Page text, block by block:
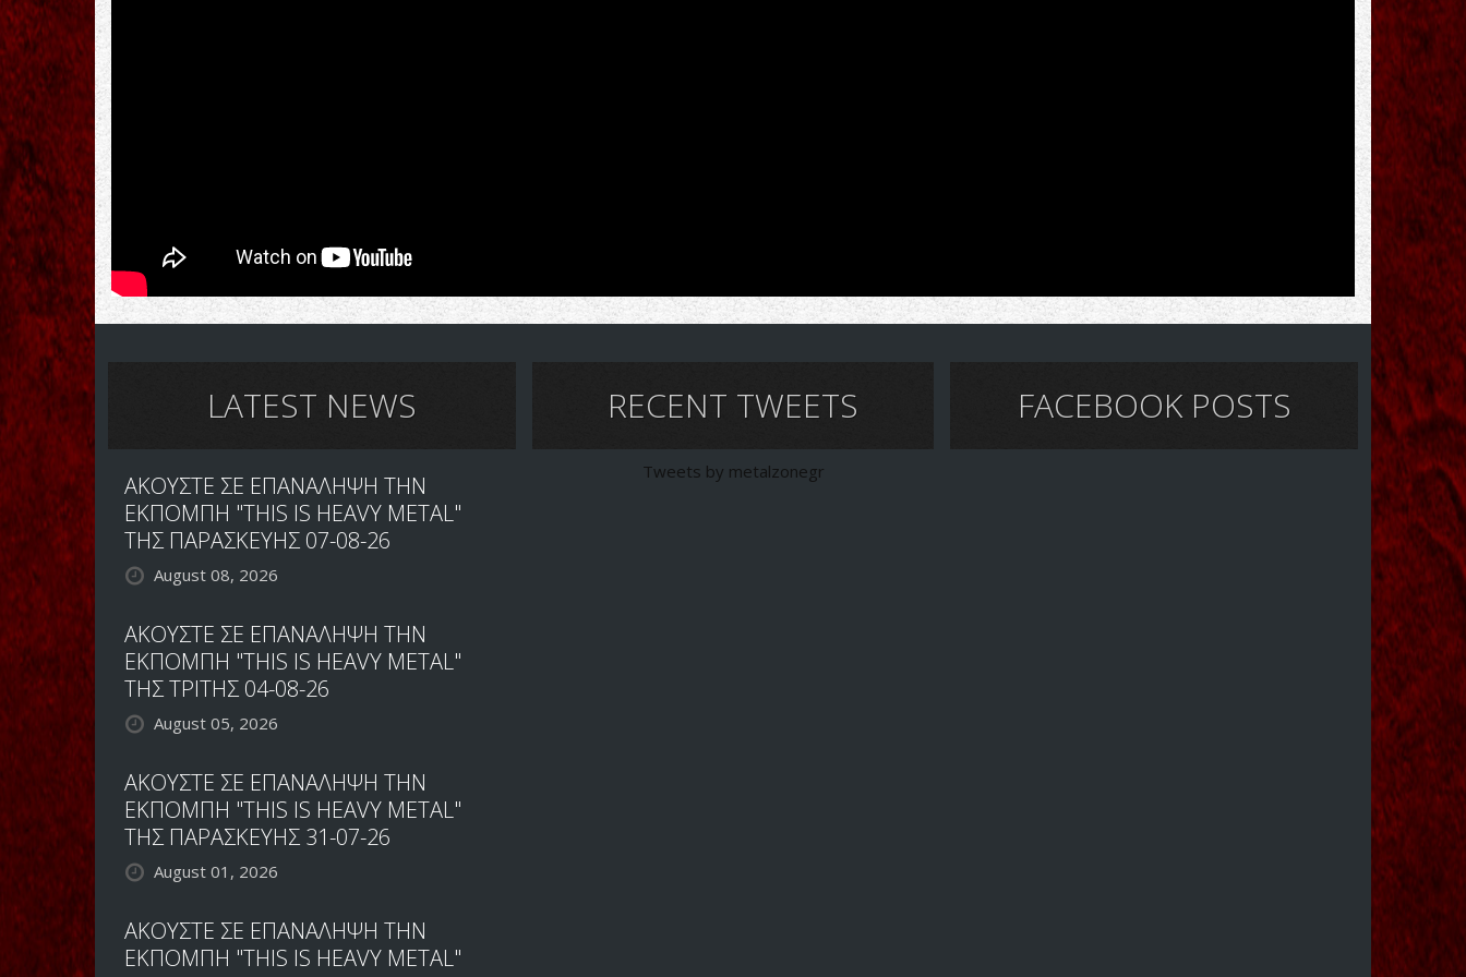
LATEST NEWS
ΑΚΟΥΣΤΕ ΣΕ ΕΠΑΝΑΛΗΨΗ ΤΗΝ
ΕΚΠΟΜΠΗ "THIS IS HEAVY METAL"
ΤΗΣ ΠΑΡΑΣΚΕΥΗΣ 07-08-26
August 08, 2026
ΑΚΟΥΣΤΕ ΣΕ ΕΠΑΝΑΛΗΨΗ ΤΗΝ
ΕΚΠΟΜΠΗ "THIS IS HEAVY METAL"
ΤΗΣ ΤΡΙΤΗΣ 04-08-26
August 05, 2026
ΑΚΟΥΣΤΕ ΣΕ ΕΠΑΝΑΛΗΨΗ ΤΗΝ
ΕΚΠΟΜΠΗ "THIS IS HEAVY METAL"
ΤΗΣ ΠΑΡΑΣΚΕΥΗΣ 31-07-26
August 01, 2026
ΑΚΟΥΣΤΕ ΣΕ ΕΠΑΝΑΛΗΨΗ ΤΗΝ
ΕΚΠΟΜΠΗ "THIS IS HEAVY METAL"
RECENT TWEETS
Tweets by metalzonegr
FACEBOOK POSTS